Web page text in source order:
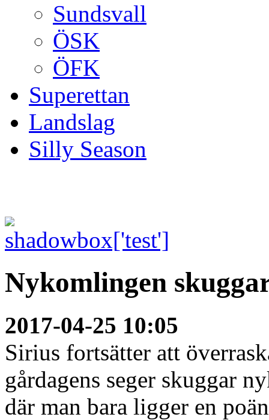
Sundsvall
ÖSK
ÖFK
Superettan
Landslag
Silly Season
Nykomlingen
2017-04-25 10:05
Sirius fortsätter att
gårdagens seger skuggar
där man bara ligger en